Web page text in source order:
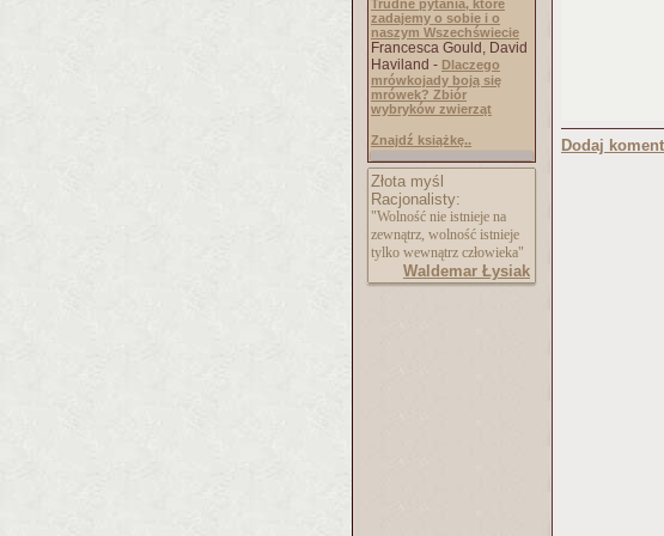
Trudne pytania, które
zadajemy o sobie i o
naszym Wszechświecie
Francesca Gould, David
Haviland - Dlaczego
mrówkojady boją się
mrówek? Zbiór
wybryków zwierząt
Znajdź książkę..
Złota myśl
Racjonalisty:
"Wolność nie istnieje na
zewnątrz, wolność istnieje
tylko wewnątrz człowieka"
Waldemar Łysiak
Dodaj